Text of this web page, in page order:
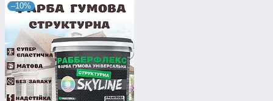
–10%